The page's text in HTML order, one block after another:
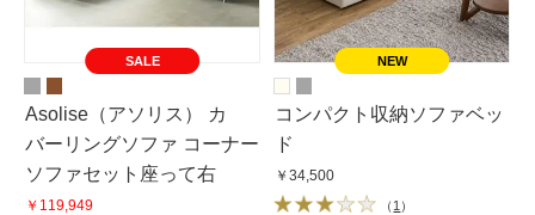
SALE
Asolise（アソリス） カ
バーリングソファ コーナー
ソファセット座って右
￥119,949
コンパクト収納ソファベッ
ド
￥34,500
（ 1 ）